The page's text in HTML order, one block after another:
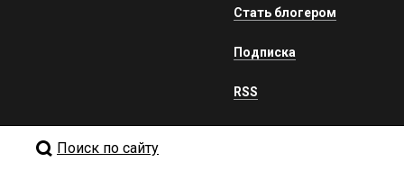
Стать блогером
Подписка
RSS
Поиск по сайту